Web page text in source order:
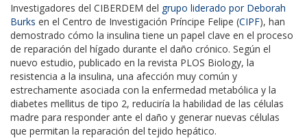
Investigadores del CIBERDEM del grupo liderado por Deborah
Burks en el Centro de Investigación Príncipe Felipe (CIPF), han
demostrado cómo la insulina tiene un papel clave en el proceso
de reparación del hígado durante el daño crónico. Según el
nuevo estudio, publicado en la revista PLOS Biology, la
resistencia a la insulina, una afección muy común y
estrechamente asociada con la enfermedad metabólica y la
diabetes mellitus de tipo 2, reduciría la habilidad de las células
madre para responder ante el daño y generar nuevas células
que permitan la reparación del tejido hepático.